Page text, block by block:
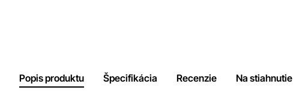
Popis produktu Špecifikácia Recenzie Na stiahnutie